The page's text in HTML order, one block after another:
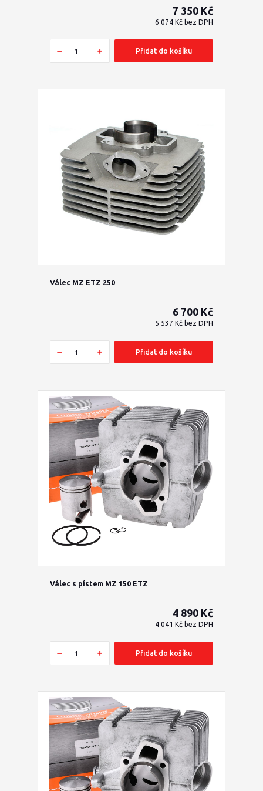
7 350 Kč
6 074 Kč bez DPH
Přidat do košíku
Válec MZ ETZ 250
6 700 Kč
5 537 Kč bez DPH
Přidat do košíku
Válec s pístem MZ 150 ETZ
4 890 Kč
4 041 Kč bez DPH
Přidat do košíku